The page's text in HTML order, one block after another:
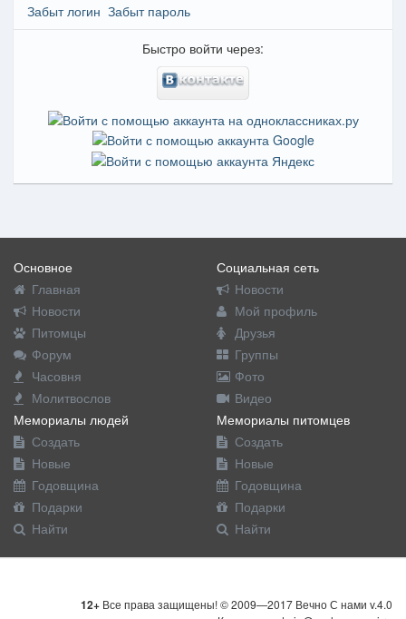
Забыт логин Забыт пароль
Быстро войти через:
Основное
Главная
Новости
Питомцы
Форум
Часовня
Молитвослов
Социальная сеть
Новости
Мой профиль
Друзья
Группы
Фото
Видео
Мемориалы людей
Создать
Новые
Годовщина
Подарки
Найти
Мемориалы питомцев
Создать
Новые
Годовщина
Подарки
Найти
12+ Все права защищены! © 2009—2017 Вечно С нами v.4.0